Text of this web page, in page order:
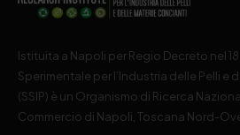
Istituita a Napoli per Regio Decreto nel
Sperimentale per l’Industria delle Pelli e
(SSIP) è un Organismo di Ricerca
Commercio di Napoli, Toscana Nord-